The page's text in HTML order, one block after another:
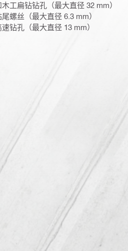
工扁钻钻孔（最大直径 32 mm）
螺丝（最大直径 6.3 mm）
钻孔（最大直径 13 mm）